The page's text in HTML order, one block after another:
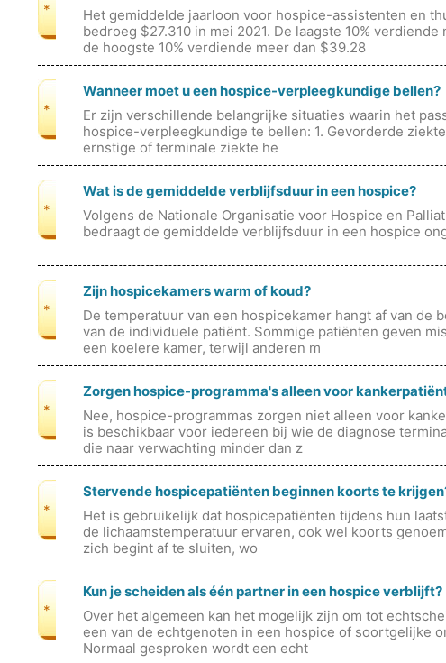
*
Het gemiddelde jaarloon voor hospice-assistenten en
bedroeg $27.310 in mei 2021. De laagste 10%
de hoogste 10% verdiende meer dan $39.28
*
Wanneer moet u een hospice-verpleegkundige bellen?
Er zijn verschillende belangrijke situaties waarin het
hospice-verpleegkundige te bellen: 1. Gevorderde
ernstige of terminale ziekte he
*
Wat is de gemiddelde verblijfsduur in een hospice?
Volgens de Nationale Organisatie voor Hospice en
bedraagt ​​de gemiddelde verblijfsduur in een hospice
*
Zijn hospicekamers warm of koud?
De temperatuur van een hospicekamer hangt af van de
van de individuele patiënt. Sommige patiënten geven
een koelere kamer, terwijl anderen m
*
Zorgen hospice-programma's alleen voor
Nee, hospice-programmas zorgen niet alleen voor
is beschikbaar voor iedereen bij wie de diagnose
die naar verwachting minder dan z
*
Stervende hospicepatiënten beginnen koorts te
Het is gebruikelijk dat hospicepatiënten tijdens hun
de lichaamstemperatuur ervaren, ook wel koorts
zich begint af te sluiten, wo
*
Kun je scheiden als één partner in een hospice verblijft?
Over het algemeen kan het mogelijk zijn om tot
een van de echtgenoten in een hospice of soortgelijke
Normaal gesproken wordt een echt